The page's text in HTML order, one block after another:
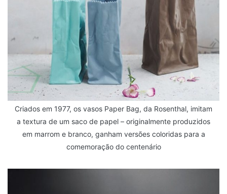
Criados em 1977, os vasos Paper Bag, da Rosenthal, imitam
a textura de um saco de papel – originalmente produzidos
em marrom e branco, ganham versões coloridas para a
comemoração do centenário